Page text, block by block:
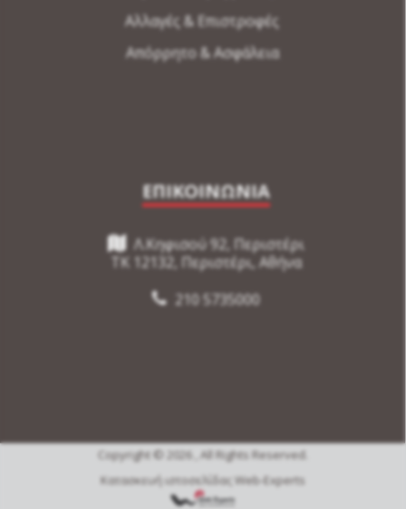
Αλλαγές & Επιστροφές
Απόρρητο & Ασφάλεια
ΕΠΙΚΟΙΝΩΝΙΑ
Λ.Κηφισού 92, Περιστέρι
TK 12132, Περιστέρι, Αθήνα
210 5735000
Copyright © 2026 , All Rights Reserved.
Κατασκευή ιστοσελίδας Web-Experts